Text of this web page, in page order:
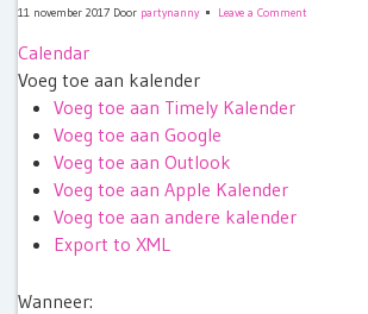
11 november 2017 Door partynanny Leave a Comment
Calendar
Voeg toe aan kalender
Voeg toe aan Timely Kalender
Voeg toe aan Google
Voeg toe aan Outlook
Voeg toe aan Apple Kalender
Voeg toe aan andere kalender
Export to XML
Wanneer: